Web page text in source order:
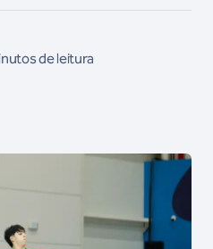
de leitura